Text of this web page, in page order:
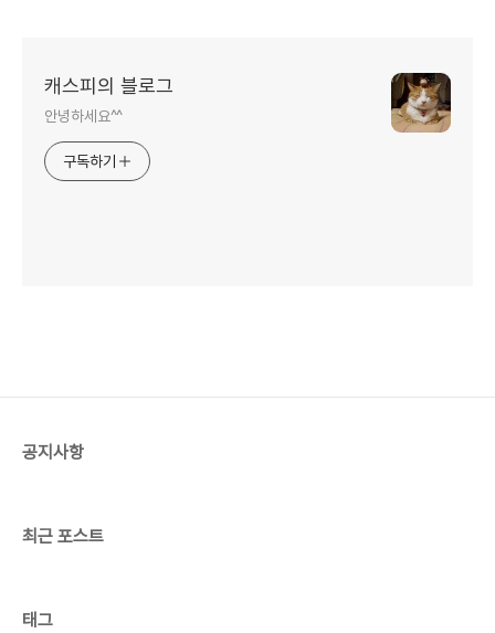
캐스피의 블로그
안녕하세요^^
구독하기
공지사항
최근 포스트
태그